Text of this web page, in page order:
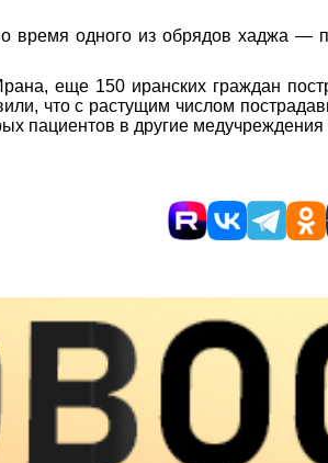
время одного из обрядов хаджа
еще 150 иранских граждан
что с растущим числом
пациентов в другие